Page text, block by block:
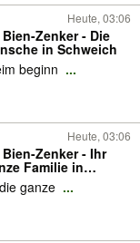
Heute, 03:06
Zenker - Die
in Schweich
beginn ...
Heute, 03:06
Zenker - Ihr
Familie in
ganze ...